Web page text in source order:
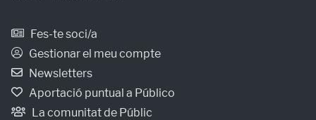
Fes-te soci/a
Gestionar el meu compte
Newsletters
Aportació puntual a Público
La comunitat de Públic